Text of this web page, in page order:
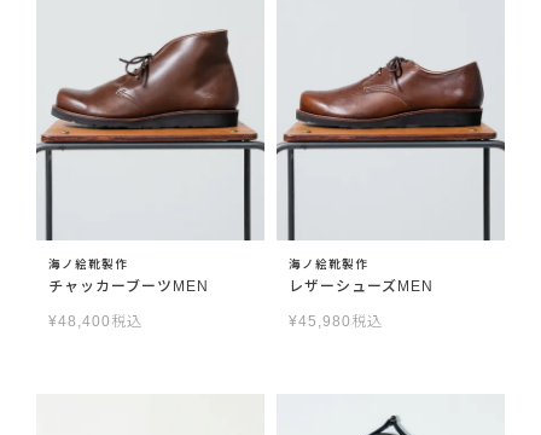
海ノ絵靴製作
チャッカーブーツMEN
¥48,400 税込
海ノ絵靴製作
レザーシューズMEN
¥45,980 税込